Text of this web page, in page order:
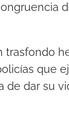
que
dar su